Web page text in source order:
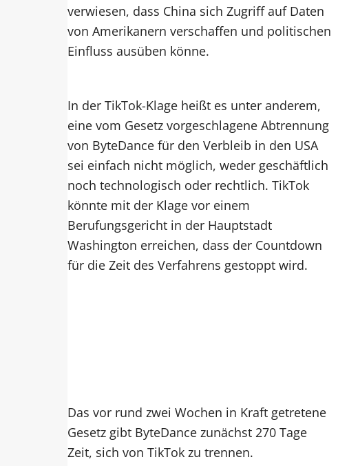
verwiesen, dass China sich Zugriff auf Daten
von Amerikanern verschaffen und politischen
Einfluss ausüben könne.
In der TikTok-Klage heißt es unter anderem,
eine vom Gesetz vorgeschlagene Abtrennung
von ByteDance für den Verbleib in den USA
sei einfach nicht möglich, weder geschäftlich
noch technologisch oder rechtlich. TikTok
könnte mit der Klage vor einem
Berufungsgericht in der Hauptstadt
Washington erreichen, dass der Countdown
für die Zeit des Verfahrens gestoppt wird.
Das vor rund zwei Wochen in Kraft getretene
Gesetz gibt ByteDance zunächst 270 Tage
Zeit, sich von TikTok zu trennen.